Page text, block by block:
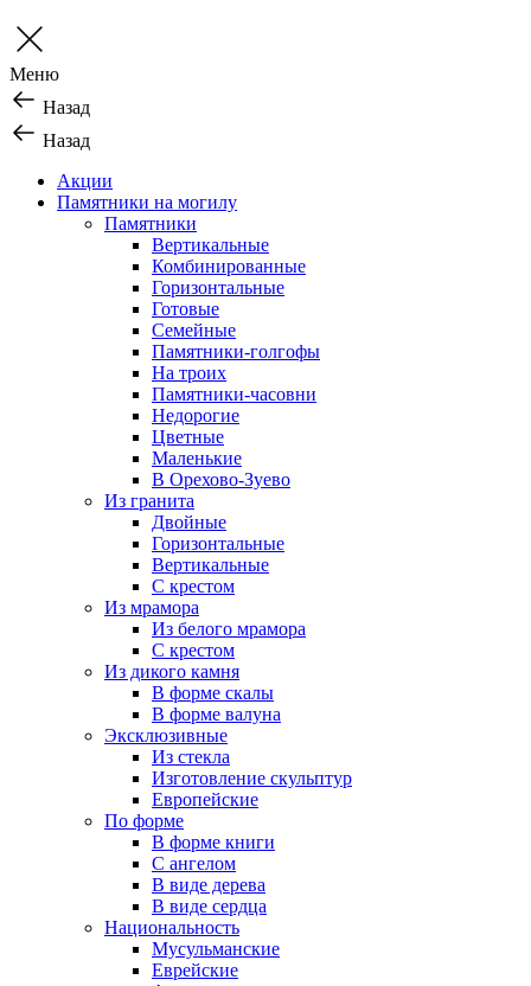
Меню
Назад
Назад
Акции
Памятники на могилу
Памятники
Вертикальные
Комбинированные
Горизонтальные
Готовые
Семейные
Памятники-голгофы
На троих
Памятники-часовни
Недорогие
Цветные
Маленькие
В Орехово-Зуево
Из гранита
Двойные
Горизонтальные
Вертикальные
С крестом
Из мрамора
Из белого мрамора
С крестом
Из дикого камня
В форме скалы
В форме валуна
Эксклюзивные
Из стекла
Изготовление скульптур
Европейские
По форме
В форме книги
С ангелом
В виде дерева
В виде сердца
Национальность
Мусульманские
Еврейские